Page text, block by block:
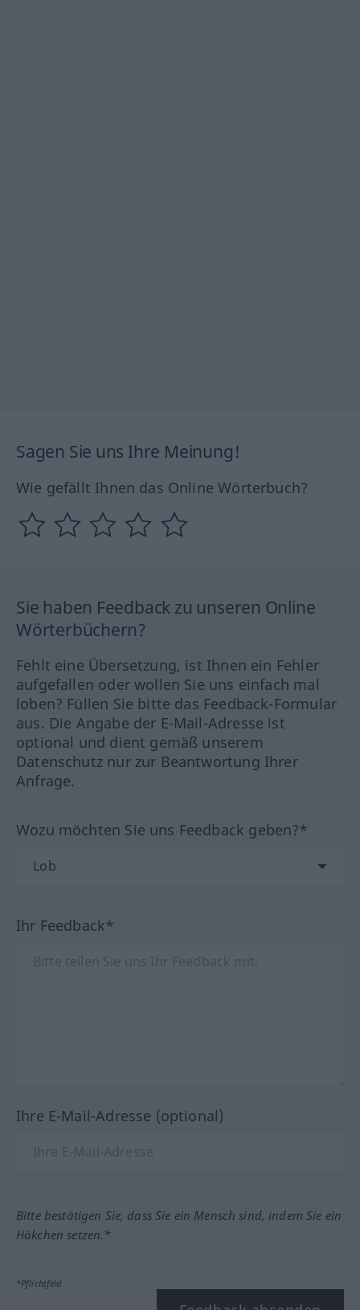
Sagen Sie uns Ihre Meinung!
Wie gefällt Ihnen das Online Wörterbuch?
Sie haben Feedback zu unseren Online
Wörterbüchern?
Fehlt eine Übersetzung, ist Ihnen ein Fehler
aufgefallen oder wollen Sie uns einfach mal
loben? Füllen Sie bitte das Feedback-Formular
aus. Die Angabe der E-Mail-Adresse ist
optional und dient gemäß unserem
Datenschutz nur zur Beantwortung Ihrer
Anfrage.
Wozu möchten Sie uns Feedback geben?*
Ihr Feedback*
Ihre E-Mail-Adresse (optional)
Bitte bestätigen Sie, dass Sie ein Mensch sind, indem Sie ein
Häkchen setzen.*
*Pflichtfeld